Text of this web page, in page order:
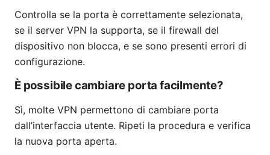
Controlla se la porta è correttamente selezionata,
se il server VPN la supporta, se il firewall del
dispositivo non blocca, e se sono presenti errori di
configurazione.
È possibile cambiare porta facilmente?
Sì, molte VPN permettono di cambiare porta
dall’interfaccia utente. Ripeti la procedura e verifica
la nuova porta aperta.